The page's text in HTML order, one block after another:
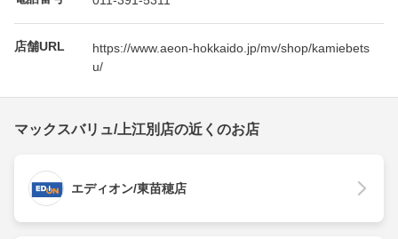
店舗URL
https://www.aeon-hokkaido.jp/mv/shop/kamiebets
u/
マックスバリュ/上江別店の近くのお店
エディオン/東苗穂店